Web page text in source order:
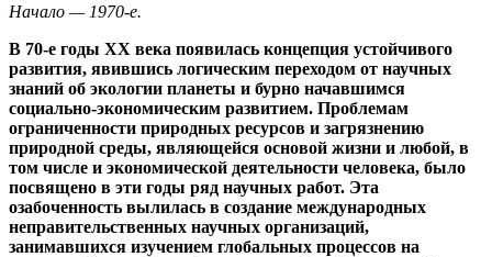
Начало — 1970-е.
В 70-е годы XX века появилась концепция устойчивого
развития, явившись логическим переходом от научных
знаний об экологии планеты и бурно начавшимся
социально-экономическим развитием. Проблемам
ограниченности природных ресурсов и загрязнению
природной среды, являющейся основой жизни и любой, в
том числе и экономической деятельности человека, было
посвящено в эти годы ряд научных работ. Эта
озабоченность вылилась в создание международных
неправительственных научных организаций,
занимавшихся изучением глобальных процессов на